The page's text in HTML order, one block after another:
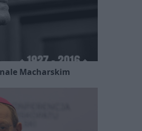
Macharskim